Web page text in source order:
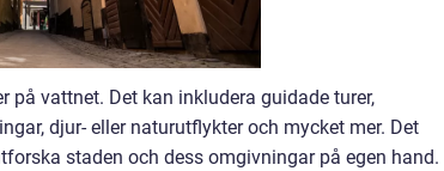
på vattnet. Det kan inkludera guidade turer,
djur- eller naturutflykter och mycket mer. Det
staden och dess omgivningar på egen hand.